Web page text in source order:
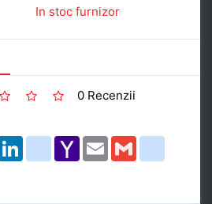
In stoc furnizor
0 Recenzii
PinterestLinkedIngoogle_bookmarks
Yahoo
Mail
Email